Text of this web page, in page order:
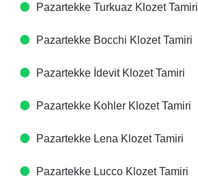
Pazartekke Turkuaz Klozet Tamiri
Pazartekke Bocchi Klozet Tamiri
Pazartekke İdevit Klozet Tamiri
Pazartekke Kohler Klozet Tamiri
Pazartekke Lena Klozet Tamiri
Pazartekke Lucco Klozet Tamiri